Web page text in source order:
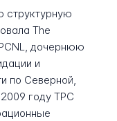
структурную
The
дочернюю
и
по Северной,
году TPC